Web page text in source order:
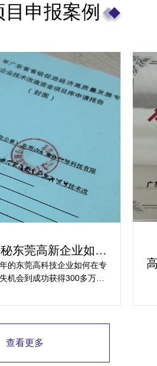
申报案例
东莞高新企业如何
造项目300万补贴
的东莞高科技企业如何在专
机会到成功获得300多万元
查看更多